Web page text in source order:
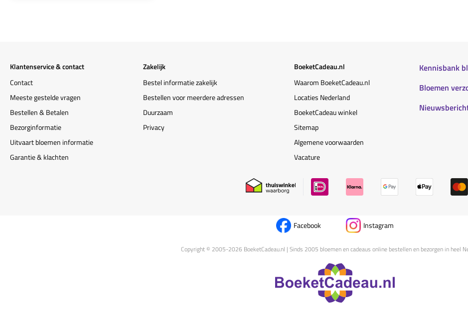
Klantenservice & contact
Contact
Meeste gestelde vragen
Bestellen & Betalen
Bezorginformatie
Uitvaart bloemen informatie
Garantie & klachten
Zakelijk
Bestel informatie zakelijk
Bestellen voor meerdere adressen
Duurzaam
Privacy
BoeketCadeau.nl
Waarom BoeketCadeau.nl
Locaties Nederland
BoeketCadeau winkel
Sitemap
Algemene voorwaarden
Vacature
Kennisbank
Bloemen
Facebook Instagram
Copyright © 2005-2026 BoeketCadeau.nl | Sinds 2005 bloemen en cadeaus online bestellen en bezorgen in heel